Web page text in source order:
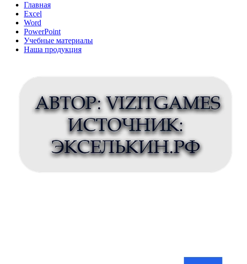
Главная
Excel
Word
PowerPoint
Учебные материалы
Наша продукция